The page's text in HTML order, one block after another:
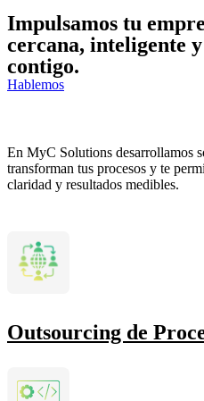
Impulsamos tu
cercana, inteligente
contigo.
Hablemos
En MyC Solutions desarrollamos
transforman tus procesos y te
claridad y resultados medibles.
Outsourcing de